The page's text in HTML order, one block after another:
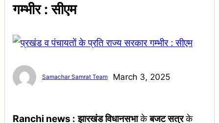
गम्भीर : सीएम
Samachar Samrat Team March 3, 2025
Ranchi news : झारखंड विधानसभाकेबजट सत्रके